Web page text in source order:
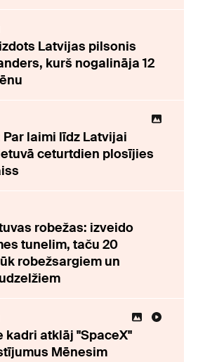
Latvijas pilsonis
kurš nogalināja 12
Par laimi līdz Latvijai
ceturtdien plosījies
robežas: izveido
tunelim, taču 20
robežsargiem un
kadri atklāj "SpaceX"
Mēnesim